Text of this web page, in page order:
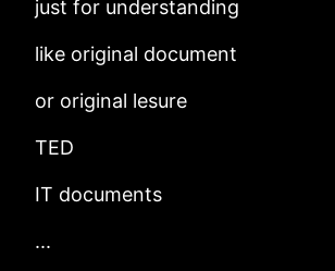
just for understanding
like original document
or original lesure
TED
IT documents
...